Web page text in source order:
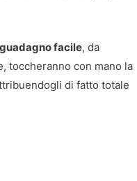
facile, da
toccheranno con mano la
di fatto totale